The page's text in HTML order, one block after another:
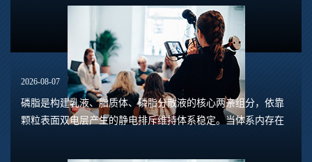
2026-08-07
磷脂是构建乳液、脂质体、磷脂分散液的核心两亲组分，依靠
颗粒表面双电层产生的静电排斥维持体系稳定。当体系内存在